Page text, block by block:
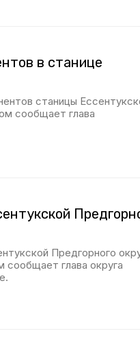
в станице
станицы
сообщает глава
Предгорного
сообщает глава округа